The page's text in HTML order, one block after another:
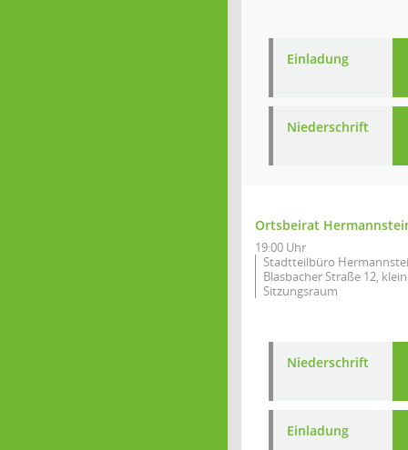
Einladung
Niederschrift
Ortsbeirat
19:00 Uhr
Stadtteilbüro
Blasbacher Straße 12,
Sitzungsraum
Niederschrift
Einladung